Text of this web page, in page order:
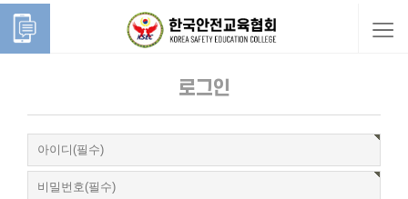
로그인
로그인